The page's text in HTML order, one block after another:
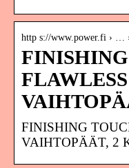
http s://www.power.fi › …
FINISHING
VAIHTOPÄÄT, 2